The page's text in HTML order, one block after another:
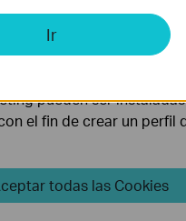
Empresas > Omada
Empresas > Omada
Empresas > Omada
Ir
de Marketing
nos permiten analizar
del mismo.
pueden ser
el fin de crear un perfil
todas las Cookies